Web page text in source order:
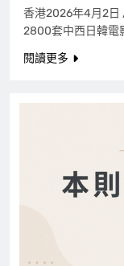
香港2026年4月2
2800套中西日韓電
閱讀更多